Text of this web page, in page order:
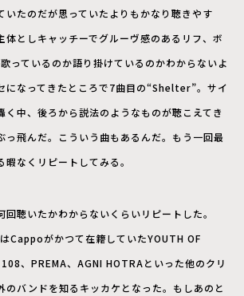
いたのだが思っていたよりもかなり聴きやす
体としキャッチーでグルーヴ感のあるリフ、ボ
っているのか語り掛けているのかわからないよ
になってきたところで7曲目の“Shelter”。サイ
く中、後ろから説法のようなものが聴こえてき
っ飛んだ。こういう曲もあるんだ。もう一回最
なくリピートしてみる。
聴いたかわからないくらいリピートした。
Cappoがかつて在籍していたYOUTH OF
、PREMA、AGNI HOTRAといった他のクリ
のバンドを知るキッカケとなった。もしあのと